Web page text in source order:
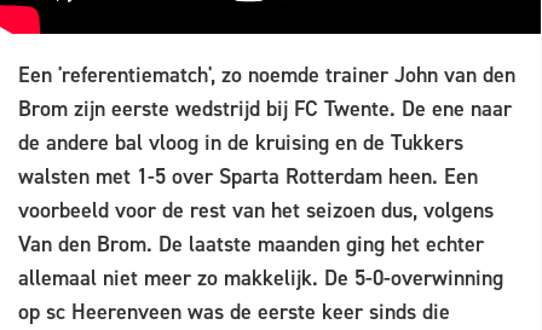
Een 'referentiematch', zo noemde trainer John van den
Brom zijn eerste wedstrijd bij FC Twente. De ene naar
de andere bal vloog in de kruising en de Tukkers
walsten met 1-5 over Sparta Rotterdam heen. Een
voorbeeld voor de rest van het seizoen dus, volgens
Van den Brom. De laatste maanden ging het echter
allemaal niet meer zo makkelijk. De 5-0-overwinning
op sc Heerenveen was de eerste keer sinds die